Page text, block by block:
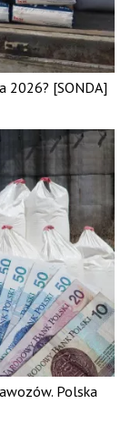
2026? [SONDA]
Polska